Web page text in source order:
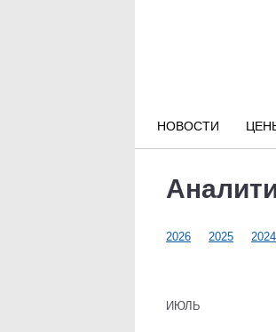
НОВОСТИ
2026 2025 2024
ИЮЛЬ